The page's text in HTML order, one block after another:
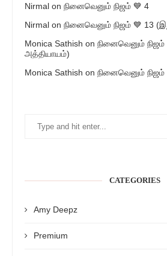
Nirmal on நினைவெனும் நிஜம் 💙 4
Nirmal on நினைவெனும் நிஜம் 💙 13
Monica Sathish on நினைவெனும் நிஜம்
அத்தியாயம்)
Monica Sathish on நினைவெனும் நிஜம்
CATEGORIES
Amy Deepz
Premium